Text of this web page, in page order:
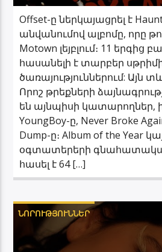
Offset-ը ներկայացրել է
անվանումով ալբոմը, որը
Motown լեյբլում։ 11 երգից
հասանելի է տարբեր
ծառայություններում: Այն
Որոշ թրեքների
են այնպիսի կատարողներ,
YoungBoy-ը, Never Broke
Dump-ը։ Album of the Year
օգտատերերի
հասել է 64 […]
ՆՈՐՈՒԹՅՈՒՆՆԵՐ